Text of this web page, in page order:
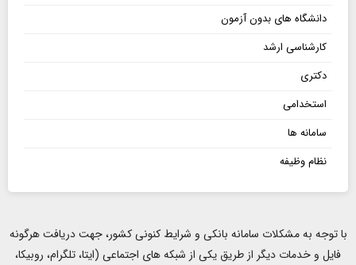
دانشگاه های بدون آزمون
کارشناسی ارشد
دکتری
استخدامی
سامانه ها
نظام وظیفه
با توجه به مشکلات سامانه بانکی و شرایط کنونی کشور، جهت دریافت هرگونه
فایل و خدمات دیگر از طریق یکی از شبکه های اجتماعی (ایتا، تلگرام، روبیکا،